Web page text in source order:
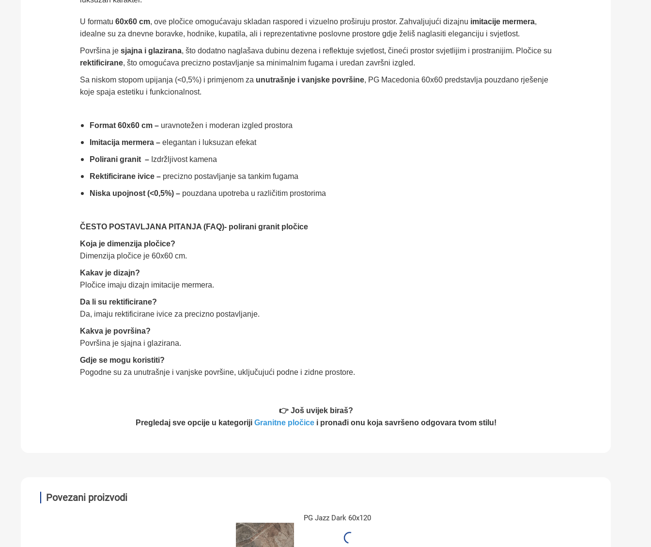
U formatu 60x60 cm, ove pločice omogućavaju skladan raspored i vizuelno proširuju prostor. Zahvaljujući dizajnu imitacije mermera,
idealne su za dnevne boravke, hodnike, kupatila, ali i reprezentativne poslovne prostore gdje želiš naglasiti eleganciju i svjetlost.
Površina je sjajna i glazirana, što dodatno naglašava dubinu dezena i reflektuje svjetlost, čineći prostor svjetlijim i prostranijim. Pločice su
rektificirane, što omogućava precizno postavljanje sa minimalnim fugama i uredan završni izgled.
Sa niskom stopom upijanja (<0,5%) i primjenom za unutrašnje i vanjske površine, PG Macedonia 60x60 predstavlja pouzdano rješenje
koje spaja estetiku i funkcionalnost.
Format 60x60 cm –uravnotežen i moderan izgled prostora
Imitacija mermera –elegantan i luksuzan efekat
Polirani granit –Izdržljivost kamena
Rektificirane ivice –precizno postavljanje sa tankim fugama
Niska upojnost (<0,5%) –pouzdana upotreba u različitim prostorima
ČESTO POSTAVLJANA PITANJA (FAQ)- polirani granit pločice
Koja je dimenzija pločice?
Dimenzija pločice je 60x60 cm.
Kakav je dizajn?
Pločice imaju dizajn imitacije mermera.
Da li su rektificirane?
Da, imaju rektificirane ivice za precizno postavljanje.
Kakva je površina?
Površina je sjajna i glazirana.
Gdje se mogu koristiti?
Pogodne su za unutrašnje i vanjske površine, uključujući podne i zidne prostore.
👉 Još uvijek biraš?
Pregledaj sve opcije u kategoriji Granitne pločicei pronađi onu koja savršeno odgovara tvom stilu!
Povezani proizvodi
PG Jazz Dark 60x120